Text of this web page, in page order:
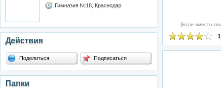
Гимназия №18, Краснодар
Действия
Поделиться Подписаться
Папки
[Если вместо